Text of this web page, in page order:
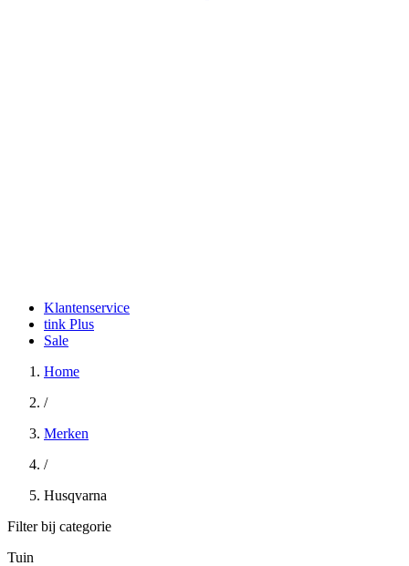
Klantenservice
tink Plus
Sale
Home
/
Merken
/
Husqvarna
Filter bij categorie
Tuin